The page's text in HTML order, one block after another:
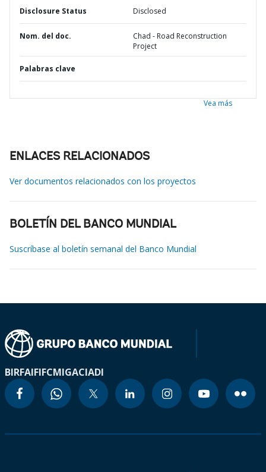
Disclosure Status Disclosed
Nom. del doc.
Chad - Road Reconstruction
Project
Palabras clave
Vea más
ENLACES RELACIONADOS
Ver documentos relacionados con los proyectos
BOLETÍN DEL BANCO MUNDIAL
Suscríbase al boletín semanal del Banco Mundial
BIRFAIFIFCMIGACIADI